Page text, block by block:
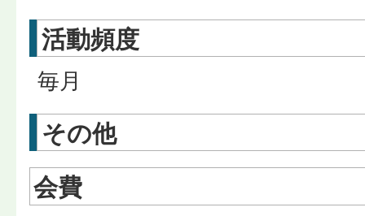
活動頻度
毎月
その他
会費